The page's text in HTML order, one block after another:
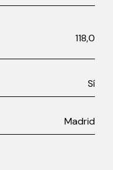
118,0
Sí
Madrid